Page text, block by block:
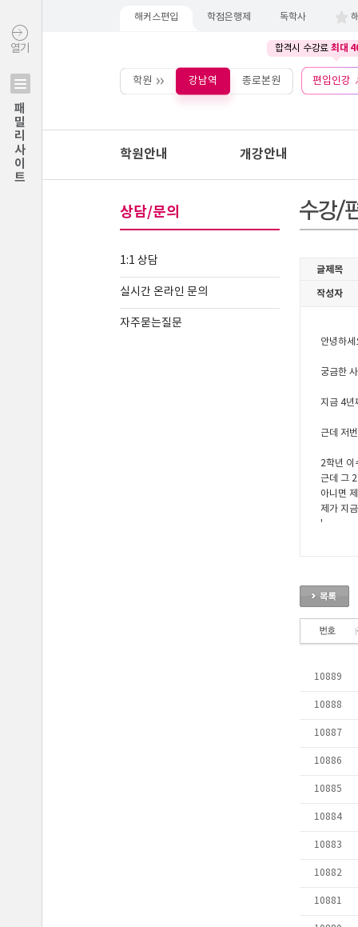
열기
패밀리사이트
해커스편입 학점은행제 독학사
합격시 수강료 최대
학원 강남역 종로본원 편입인강
학원안내 개강안내
상담/문의
1:1 상담
실시간 온라인 문의
자주묻는질문